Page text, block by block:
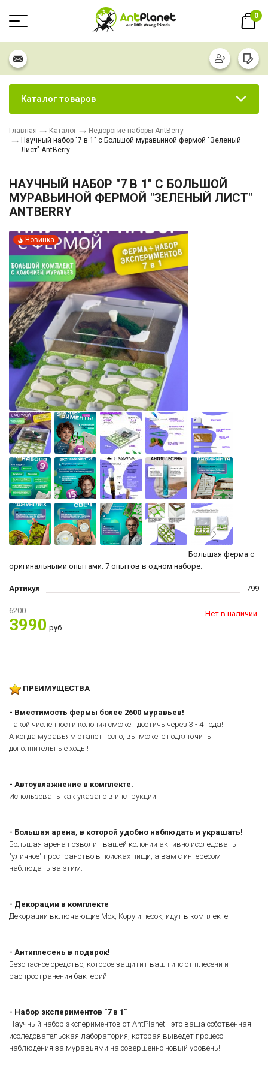
0
Каталог товаров
Главная Каталог
Недорогие наборы AntBerry
Научный набор "7 в 1" с Большой муравьиной фермой "Зеленый
Лист" AntBerry
НАУЧНЫЙ НАБОР "7 В 1" С БОЛЬШОЙ
МУРАВЬИНОЙ ФЕРМОЙ "ЗЕЛЕНЫЙ ЛИСТ"
ANTBERRY
Новинка
Большая ферма с
оригинальными опытами. 7 опытов в одном наборе.
Артикул 799
6200
3990 руб.
Нет в наличии.
ПРЕИМУЩЕСТВА
- Вместимость фермы более 2600 муравьев!
такой численности колония сможет достичь через 3 - 4 года!
А когда муравьям станет тесно, вы можете подключить
дополнительные ходы!
- Автоувлажнение в комплекте.
Использовать как указано в инструкции.
- Большая арена, в которой удобно наблюдать и украшать!
Большая арена позволит вашей колонии активно исследовать
"уличное" пространство в поисках пищи, а вам с интересом
наблюдать за этим.
- Декорации в комплекте
Декорации включающие Мох, Кору и песок, идут в комплекте.
- Антиплесень в подарок!
Безопасное средство, которое защитит ваш гипс от плесени и
распространения бактерий.
- Набор экспериментов "7 в 1"
Научный набор экспериментов от AntPlanet - это ваша собственная
исследовательская лаборатория, которая выведет процесс
наблюдения за муравьями на совершенно новый уровень!